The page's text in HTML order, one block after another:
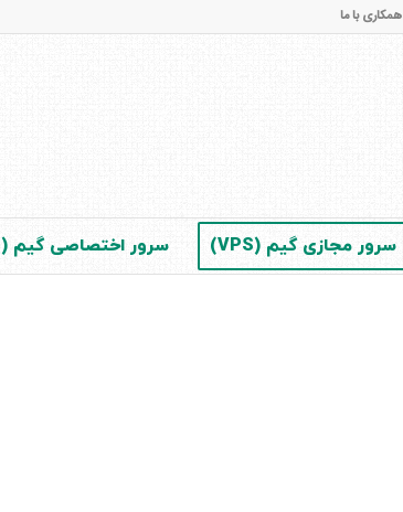
همکاری با ما
سرور مجازی گیم (VPS) سرور اختصاصی گیم (VDS)